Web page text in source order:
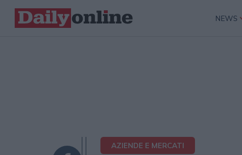
NEWS
AZIENDE E MERCATI